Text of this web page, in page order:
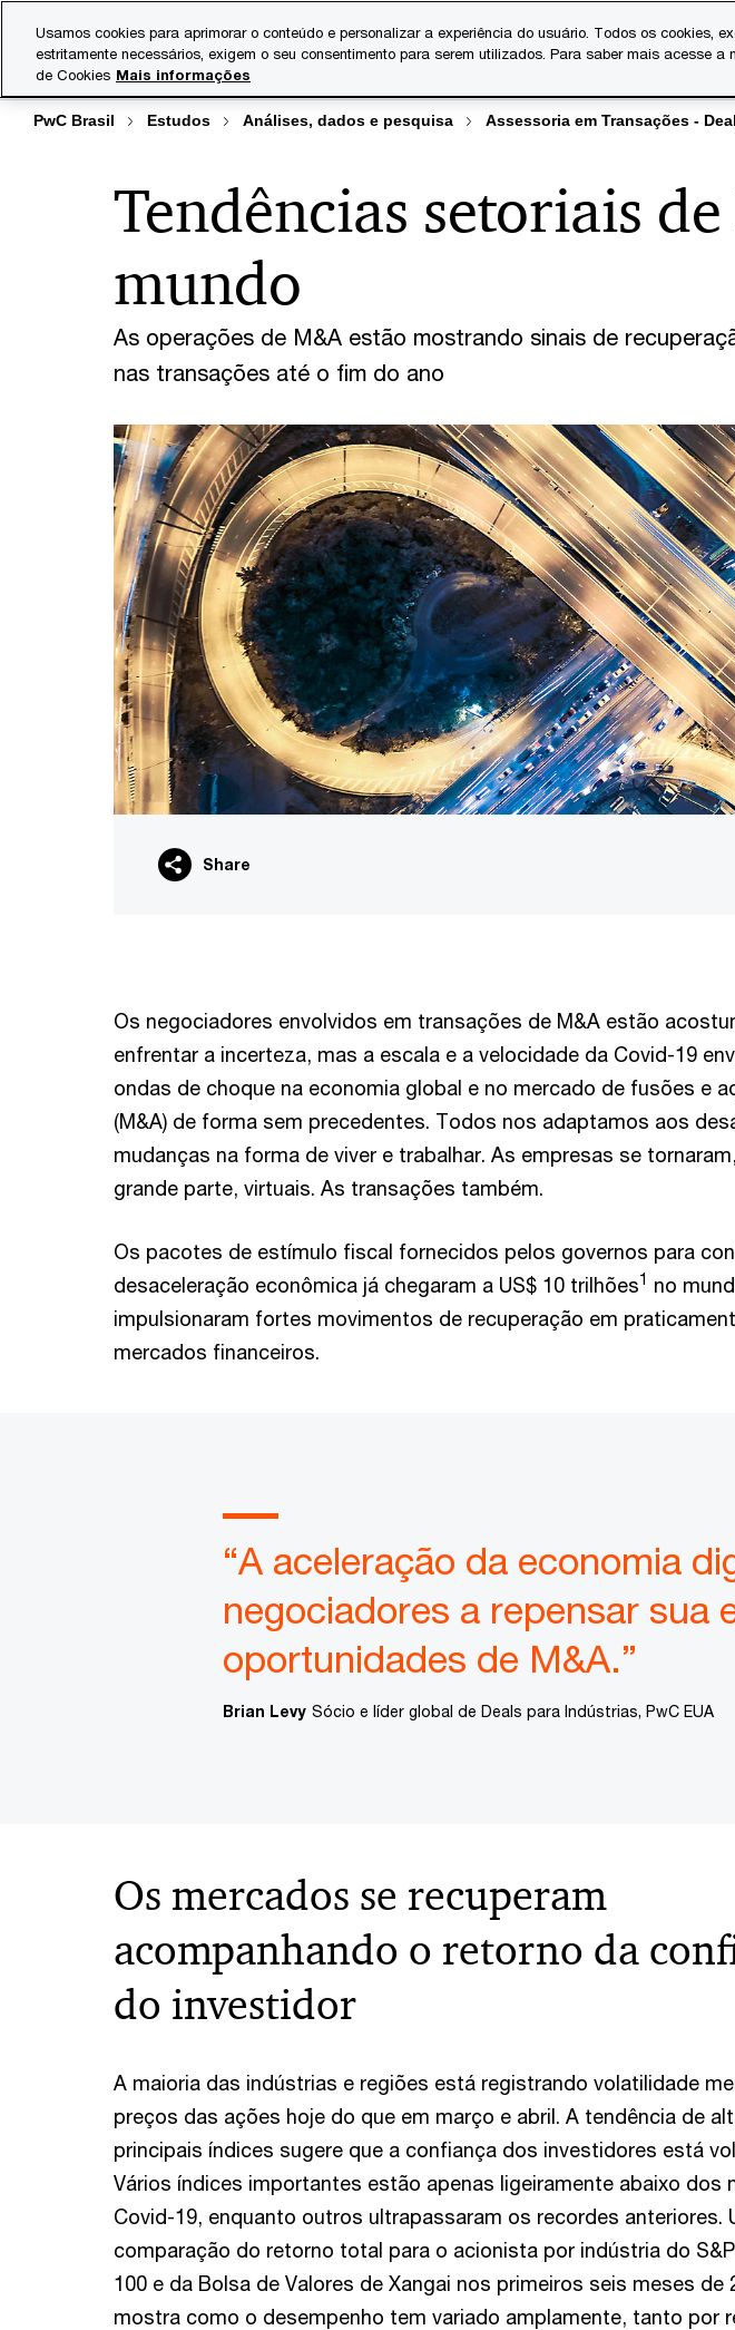
content
footer
Serviços
PwC Brasil Estudos Análises, dados e pesquisa Assessoria em Transações -
As operações de M&A estão mostrando sinais de
nas transações até o fim do ano
Tendências setoriais
mundo
Share
Os negociadores envolvidos em transações de M&A estão
enfrentar a incerteza, mas a escala e a velocidade da Covid-19
ondas de choque na economia global e no mercado de fusões e
(M&A) de forma sem precedentes. Todos nos adaptamos aos
mudanças na forma de viver e trabalhar. As empresas se
grande parte, virtuais. As transações também.
Os pacotes de estímulo fiscal fornecidos pelos governos para
desaceleração econômica já chegaram a US$ 10 trilhões1 no
impulsionaram fortes movimentos de recuperação em
mercados financeiros.
“A aceleração da economia
negociadores a repensar sua
oportunidades de M&A.”
Brian Levy Sócio e líder global de Deals para Indústrias, PwC EUA
Os mercados se recuperam
acompanhando o retorno da
do investidor
A maioria das indústrias e regiões está registrando volatilidade
preços das ações hoje do que em março e abril. A tendência de
principais índices sugere que a confiança dos investidores está
Vários índices importantes estão apenas ligeiramente abaixo dos
Covid-19, enquanto outros ultrapassaram os recordes anteriores.
comparação do retorno total para o acionista por indústria do S&P
100 e da Bolsa de Valores de Xangai nos primeiros seis meses de
mostra como o desempenho tem variado amplamente, tanto por
Usamos cookies para aprimorar o conteúdo e personalizar a experiência do usuário. Todos os cookies,
estritamente necessários, exigem o seu consentimento para serem utilizados. Para saber mais acesse a
de Cookies Mais informações